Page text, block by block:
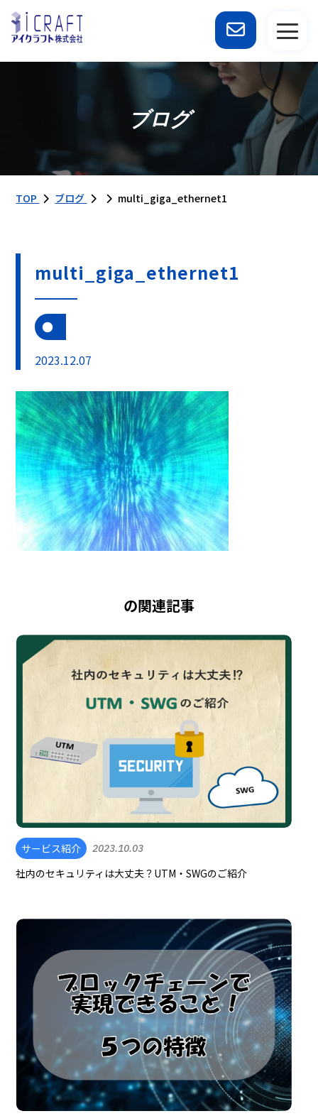
ブログ
TOP ブログ multi_giga_ethernet1
multi_giga_ethernet1
2023.12.07
の関連記事
サービス紹介 2023.10.03
社内のセキュリティは大丈夫？UTM・SWGのご紹介